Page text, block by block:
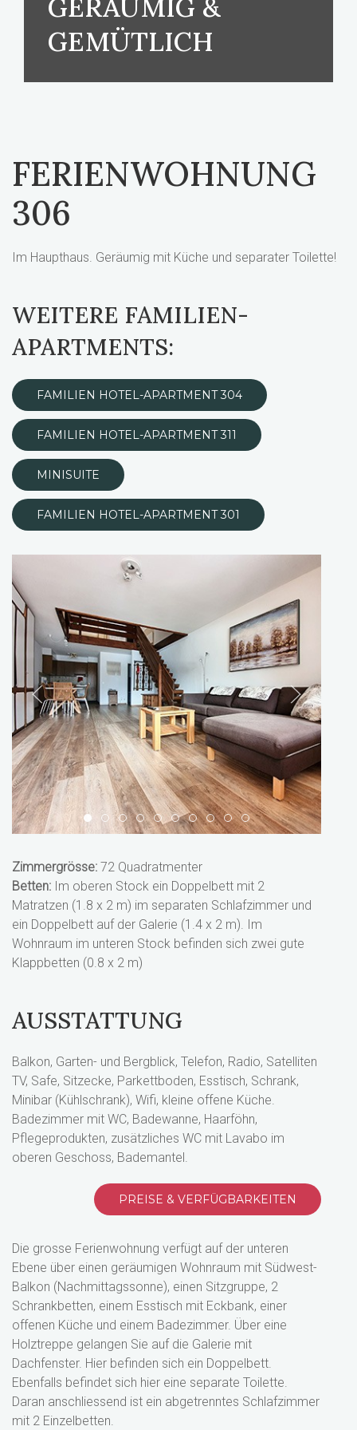
GEMÜTLICH
FERIENWOHNUNG
306
Im Haupthaus. Geräumig mit Küche und separater Toilette!
WEITERE FAMILIEN-
APARTMENTS:
FAMILIEN HOTEL-APARTMENT 304
FAMILIEN HOTEL-APARTMENT 311
MINISUITE
FAMILIEN HOTEL-APARTMENT 301
1 2 3 4 5 6 7 8 9 10
Zimmergrösse: 72 Quadratmenter
Betten: Im oberen Stock ein Doppelbett mit 2
Matratzen (1.8 x 2 m) im separaten Schlafzimmer und
ein Doppelbett auf der Galerie (1.4 x 2 m). Im
Wohnraum im unteren Stock befinden sich zwei gute
Klappbetten (0.8 x 2 m)
AUSSTATTUNG
Balkon, Garten- und Bergblick, Telefon, Radio, Satelliten
TV, Safe, Sitzecke, Parkettboden, Esstisch, Schrank,
Minibar (Kühlschrank), Wifi, kleine offene Küche.
Badezimmer mit WC, Badewanne, Haarföhn,
Pflegeprodukten, zusätzliches WC mit Lavabo im
oberen Geschoss, Bademantel.
PREISE & VERFÜGBARKEITEN
Die grosse Ferienwohnung verfügt auf der unteren
Ebene über einen geräumigen Wohnraum mit Südwest-
Balkon (Nachmittagssonne), einen Sitzgruppe, 2
Schrankbetten, einem Esstisch mit Eckbank, einer
offenen Küche und einem Badezimmer. Über eine
Holztreppe gelangen Sie auf die Galerie mit
Dachfenster. Hier befinden sich ein Doppelbett.
Ebenfalls befindet sich hier eine separate Toilette.
Daran anschliessend ist ein abgetrenntes Schlafzimmer
mit 2 Einzelbetten.